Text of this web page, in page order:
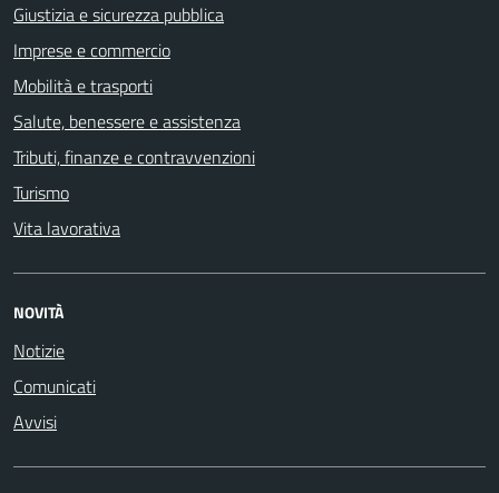
Giustizia e sicurezza pubblica
Imprese e commercio
Mobilità e trasporti
Salute, benessere e assistenza
Tributi, finanze e contravvenzioni
Turismo
Vita lavorativa
NOVITÀ
Notizie
Comunicati
Avvisi